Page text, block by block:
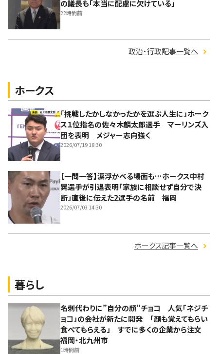
の議長も「本当に配慮に欠けている」
22時間前
政治・行政記事一覧へ
ホークス
「挑戦したかしなかったかを選ぶ人生に」ホーク
ス１位指名の佐々木麟太郎選手 マーリンズ入
団を表明 メジャー志向強く
2026/07/19 18:30
【一問一答】涙浮かべる場面も…ホークス中村
晃選手が引退表明「家族に相談せず自分で決
断」直後に伝えた2選手の名前 福岡
2026/07/03 14:30
ホークス記事一覧へ
暮らし
名刺代わりに”自分の顔”チョコ 人気「ネジチ
ョコ」の会社が新たに開発 「顔も覚えてもらい
食べてもらえる」 すでに多くの企業から注文
福岡・北九州市
1時間前